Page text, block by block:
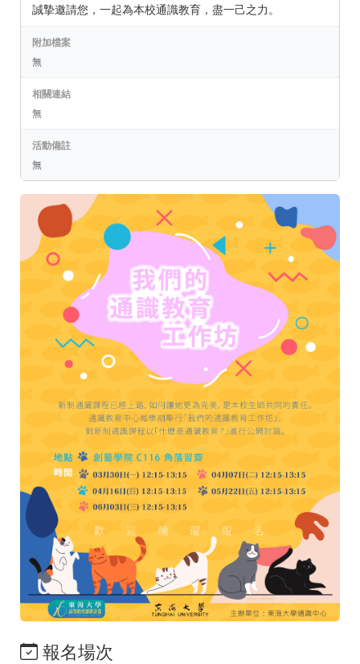
誠摯邀請您，一起為本校通識教育，盡一己之力。
附加檔案
無
相關連結
無
活動備註
無
報名場次